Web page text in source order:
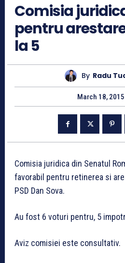
Comisia
pentru
la 5
By Radu
March 18, 2015
Comisia juridica din Senatul
favorabil pentru retinerea si
PSD Dan Sova.
Au fost 6 voturi pentru, 5
Aviz comisiei este consultativ.